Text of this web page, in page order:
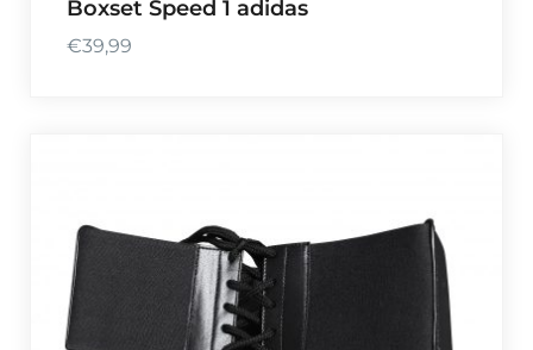
Boxset Speed 1 adidas
€39,99